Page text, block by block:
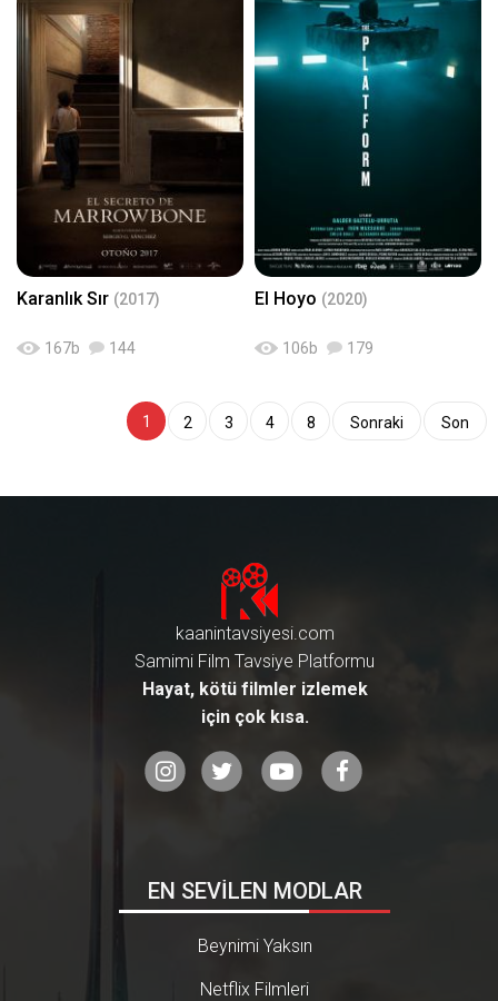
Karanlık Sır (2017)
167b 144
El Hoyo (2020)
106b 179
1 2 3 4 8 Sonraki Son
kaanintavsiyesi.com
Samimi Film Tavsiye Platformu
Hayat, kötü filmler izlemek
için çok kısa.
EN SEVİLEN MODLAR
Beynimi Yaksın
Netflix Filmleri